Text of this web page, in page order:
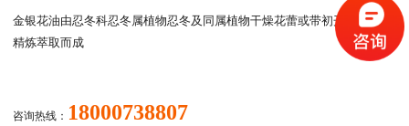
金银花油由忍冬科忍冬属植物忍冬及同属植物干燥花蕾或带初开的花通过
精炼萃取而成
咨询热线： 18000738807